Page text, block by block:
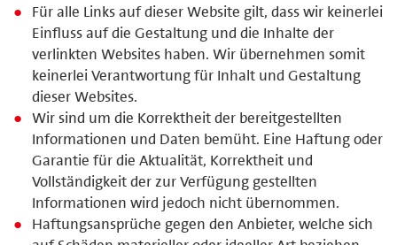
Für alle Links auf dieser Website gilt, dass wir keinerlei
Einfluss auf die Gestaltung und die Inhalte der
verlinkten Websites haben. Wir übernehmen somit
keinerlei Verantwortung für Inhalt und Gestaltung
dieser Websites.
Wir sind um die Korrektheit der bereitgestellten
Informationen und Daten bemüht. Eine Haftung oder
Garantie für die Aktualität, Korrektheit und
Vollständigkeit der zur Verfügung gestellten
Informationen wird jedoch nicht übernommen.
Haftungsansprüche gegen den Anbieter, welche sich